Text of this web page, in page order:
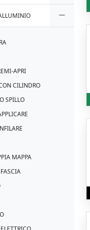
APRI
CILINDRO
SPILLO
MAPPA